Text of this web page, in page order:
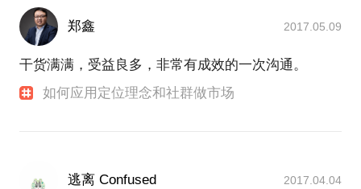
郑鑫 2017.05.09
干货满满，受益良多，非常有成效的一次沟通。
如何应用定位理念和社群做市场
逃离 Confused 2017.04.04